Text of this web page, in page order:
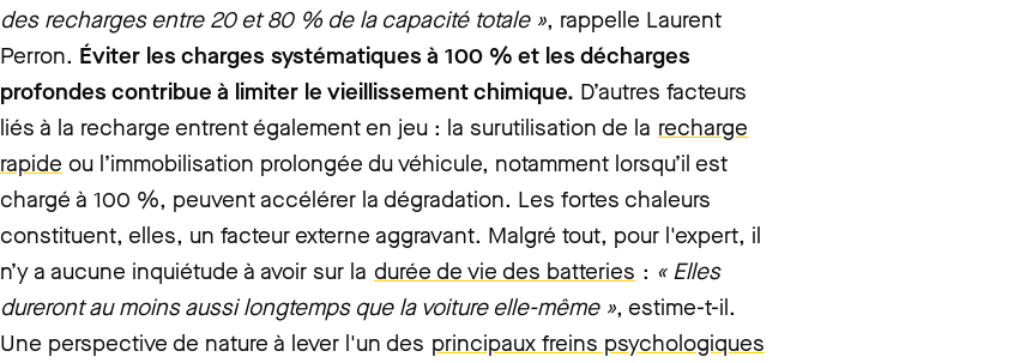
des recharges entre 20 et 80 % de la capacité totale », rappelle Laurent
Perron. Éviter les charges systématiques à 100 % et les décharges
profondes contribue à limiter le vieillissement chimique. D’autres facteurs
liés à la recharge entrent également en jeu : la surutilisation de la recharge
rapide ou l’immobilisation prolongée du véhicule, notamment lorsqu’il est
chargé à 100 %, peuvent accélérer la dégradation. Les fortes chaleurs
constituent, elles, un facteur externe aggravant. Malgré tout, pour l'expert, il
n’y a aucune inquiétude à avoir sur la durée de vie des batteries : « Elles
dureront au moins aussi longtemps que la voiture elle-même », estime-t-il.
Une perspective de nature à lever l'un des principaux freins psychologiques